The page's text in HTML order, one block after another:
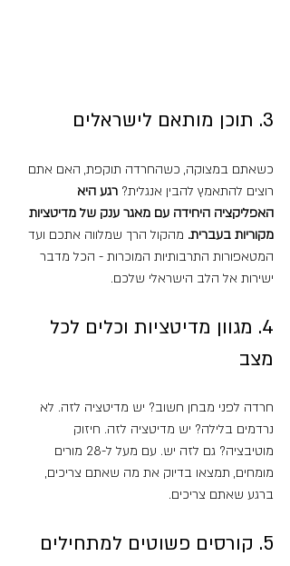
3. תוכן מותאם לישראלים
כשאתם במצוקה, כשהחרדה תוקפת, האם אתם
רוצים להתאמץ להבין אנגלית? רגע היא
האפליקציה היחידה עם מאגר ענק של מדיטציות
מקוריות בעברית. מהקול הרך שמלווה אתכם ועד
המטאפורות התרבותיות המוכרות - הכל מדבר
ישירות אל הלב הישראלי שלכם.
4. מגוון מדיטציות וכלים לכל
מצב
חרדה לפני מבחן חשוב? יש מדיטציה לזה. לא
נרדמים בלילה? יש מדיטציה לזה. חיזוק
מוטיבציה? גם לזה יש. עם מעל ל-28 מורים
מומחים, תמצאו בדיוק את מה שאתם צריכים,
ברגע שאתם צריכים.
5. קורסים פשוטים למתחילים